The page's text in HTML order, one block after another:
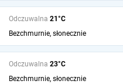
Odczuwalna 21°C
Bezchmurnie, słonecznie
Odczuwalna 23°C
Bezchmurnie, słonecznie